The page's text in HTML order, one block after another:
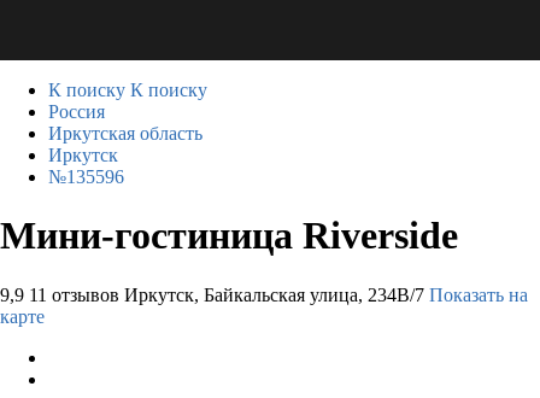
К поиску К поиску
Россия
Иркутская область
Иркутск
№135596
Мини-гостиница Riverside
9,9 11 отзывов Иркутск, Байкальская улица, 234В/7 Показать на
карте